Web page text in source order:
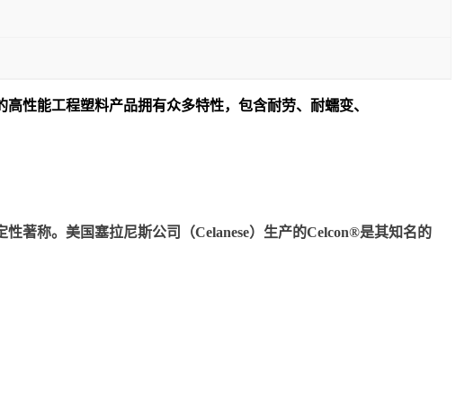
性能工程塑料产品拥有众多特性，包含耐劳、耐蠕变、
著称。美国塞拉尼斯公司（Celanese）生产的Celcon®是其知名的